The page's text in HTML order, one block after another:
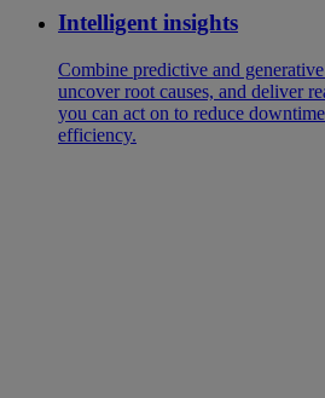
Intelligent insights
Combine predictive and
uncover root causes, and deliver
you can act on to reduce
efficiency.